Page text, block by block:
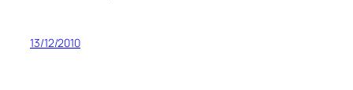
13/12/2010